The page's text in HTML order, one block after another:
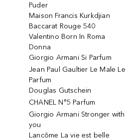
Puder
Maison Francis Kurkdjian
Baccarat Rouge 540
Valentino Born In Roma
Donna
Giorgio Armani Si Parfum
Jean Paul Gaultier Le Male Le
Parfum
Douglas Gutschein
CHANEL N°5 Parfum
Giorgio Armani Stronger with
you
Lancôme La vie est belle